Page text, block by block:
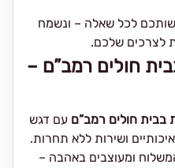
לכל שאלה – ונשמח
לצרכים שלכם.
חולים רמב”ם –
בבית חולים רמב”ם עם דגש
ושירות ללא תחרות.
ומעוצבים באהבה –